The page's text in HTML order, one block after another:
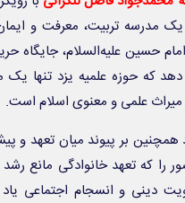
یک مدرسه تربیت، معرفت و
حسین علیه‌السلام، جایگاه
که حوزه علمیه یزد تنها یک
میراث علمی و معنوی اسلام است.
بر پیوند میان تعهد و
را که تعهد خانوادگی مانع
دینی و انسجام اجتماعی